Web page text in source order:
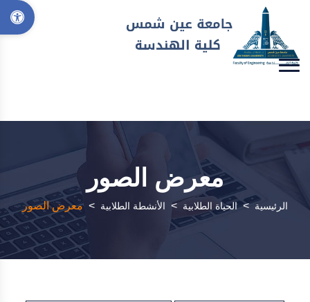
معرض الصور
الرئيسية > الحياة الطلابية > الأنشطة الطلابية > معرض الصور